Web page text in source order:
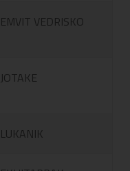
EMVIT VEDRISKO
JOTAKE
LUKANIK